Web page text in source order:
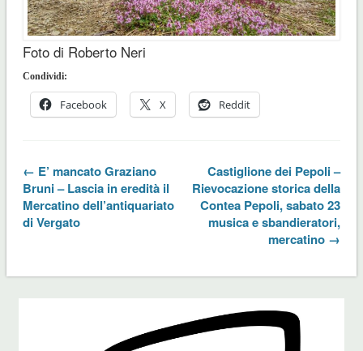
Foto di Roberto Neri
Condividi:
Facebook X Reddit
← E’ mancato Graziano
Bruni – Lascia in eredità il
Mercatino dell’antiquariato
di Vergato
Castiglione dei Pepoli –
Rievocazione storica della
Contea Pepoli, sabato 23
musica e sbandieratori,
mercatino →